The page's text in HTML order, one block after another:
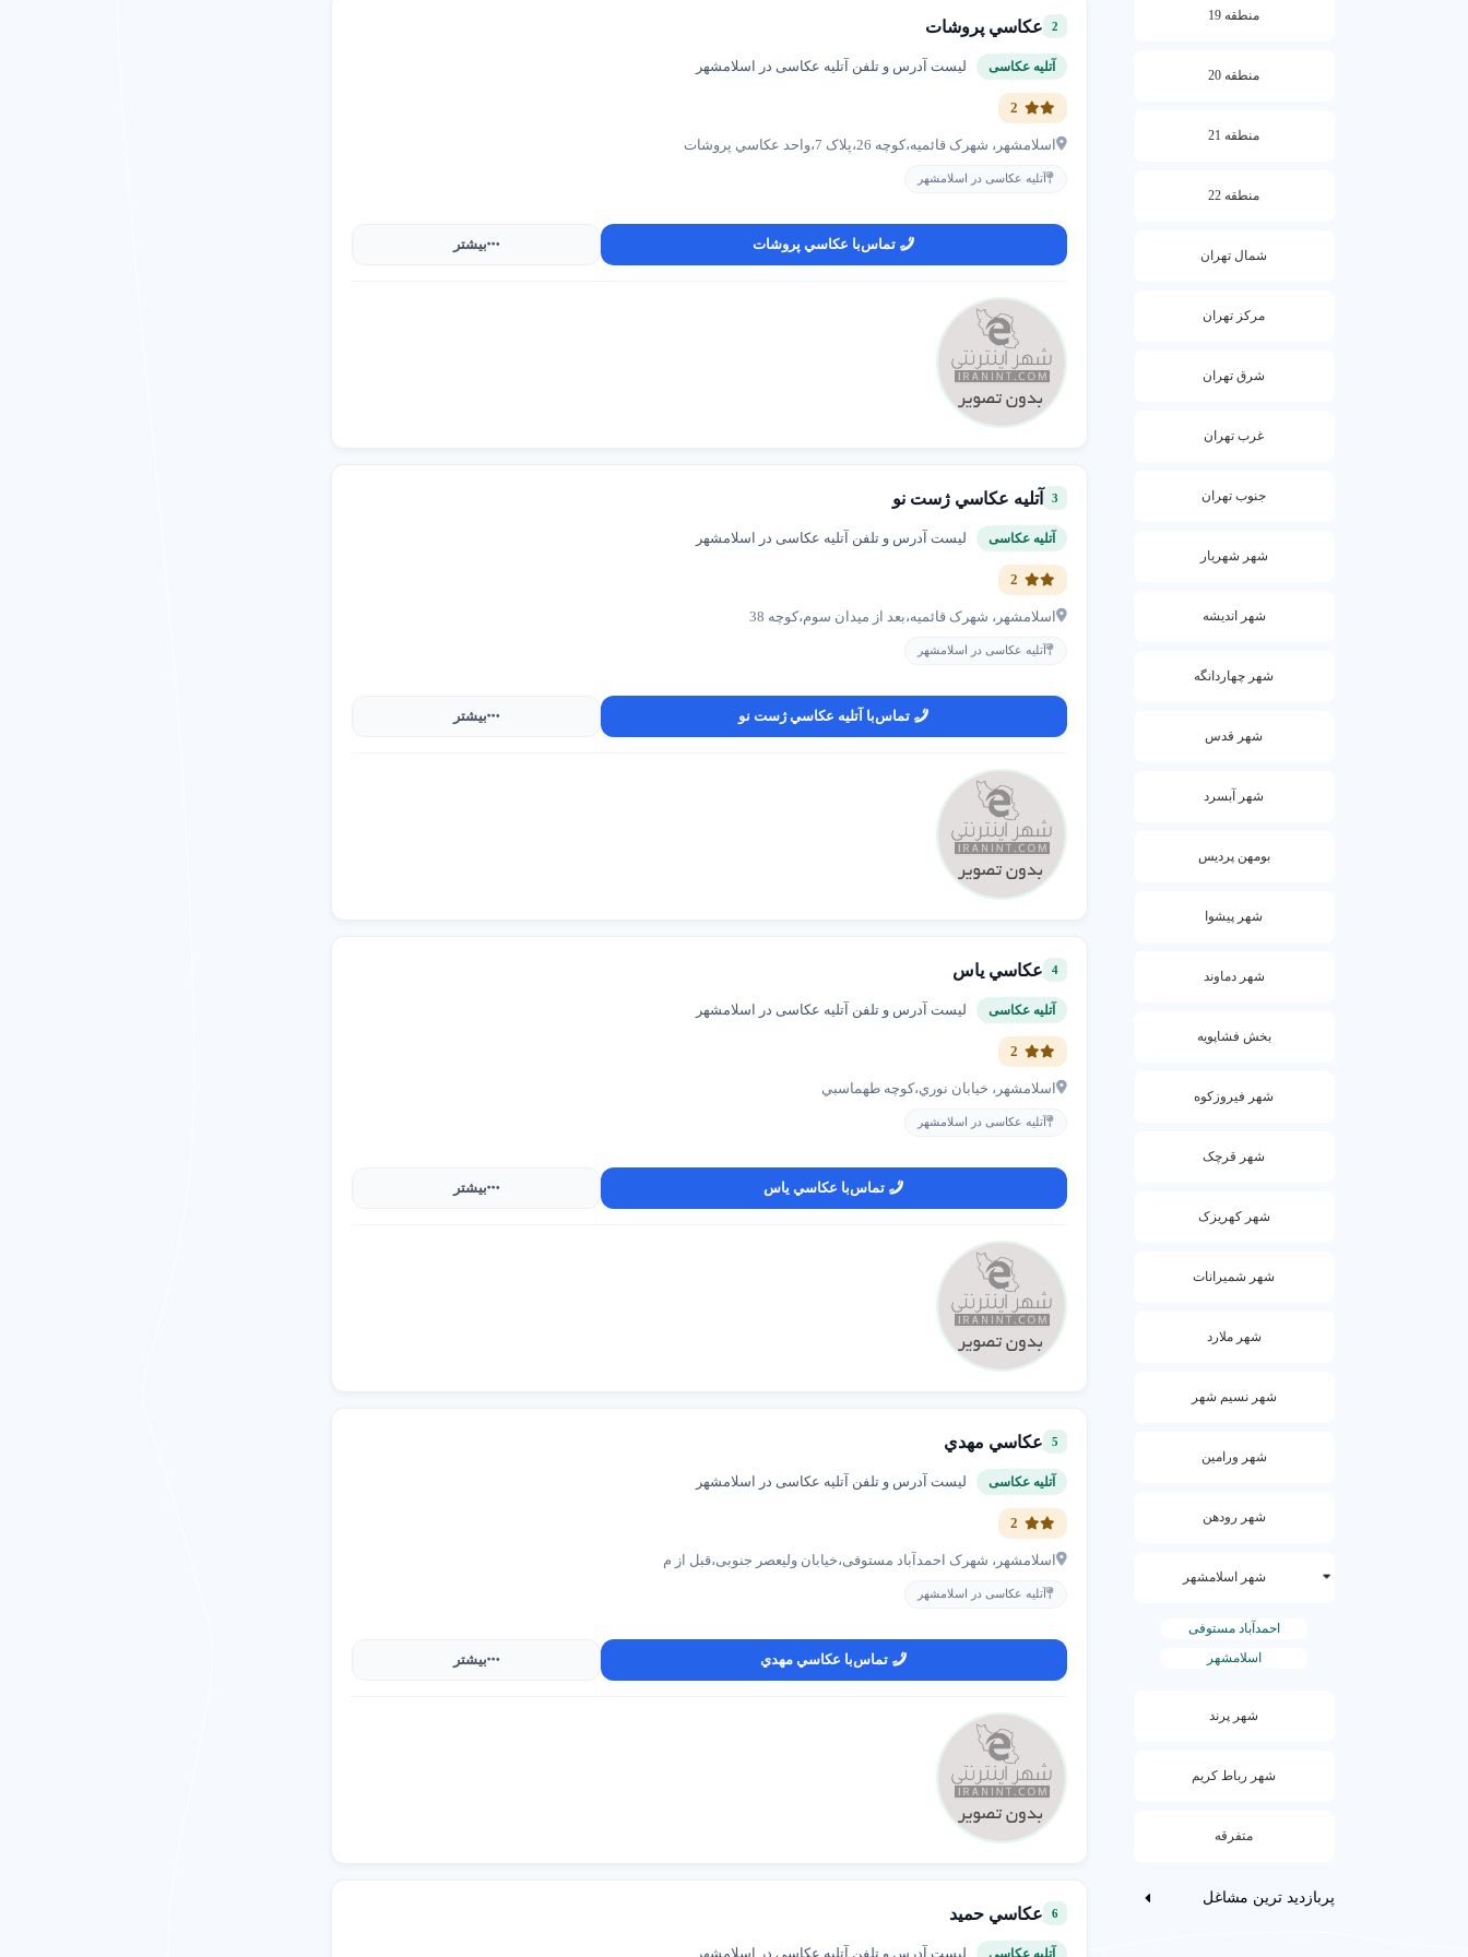
منطقه 19
منطقه 20
منطقه 21
منطقه 22
شمال تهران
مرکز تهران
شرق تهران
غرب تهران
جنوب تهران
شهر شهریار
شهر اندیشه
شهر چهاردانگه
شهر قدس
شهر آبسرد
بومهن پردیس
شهر پیشوا
شهر دماوند
بخش فشاپویه
شهر فیروزکوه
شهر قرچک
شهر کهریزک
شهر شمیرانات
شهر ملارد
شهر نسیم شهر
شهر ورامین
شهر رودهن
شهر اسلامشهر
احمدآباد مستوفی
اسلامشهر
شهر پرند
شهر رباط کریم
متفرقه
پربازدید ترین مشاغل
هوشمندانه یک انتخاب تخصصی داشته باشد؛ ضمنا در سایت شهر اینرنتی همیشه از بهترین ها آتلیه عکاسی شهر
اسلامشهر لیست شده اند. همچنین با شهر اینترنتی همراه باشید و از معتبرترین، تخصصی ترین و
عکاسیو اسم کارکشته ترین هایآتلیه عکاسی شهر اسلامشهر
اسامی را از
به دنبال یافتن
هدر دادن زمان و وقت است که هر بار برای یافتن آتلیه عکاسی جدید به آن بپردازید؛ در بخش نظرات در خصوص
نمایید. بنابراین بهتر است یک بار و هوشمندانه انتخاب کنید. ما بهترین ها را در هر زمینه به شما معرفی می کنیم.
معرفی کنیم. ما همیشه به دنبال جلب رضایت شما هستیم و با ما همراه شوید تا
| استودیو عکاسی | پرتره
را بیابید.
2 عكاسي پروشات
آتلیه عکاسی لیست آدرس و تلفن آتلیه عکاسی در اسلامشهر
2
اسلامشهر، شهرک قائميه،کوچه 26،پلاک 7،واحد عكاسي پروشات
آتلیه عکاسی در اسلامشهر
تماسبا عكاسي پروشات بیشتر
3 آتليه عکاسي ژست نو
آتلیه عکاسی لیست آدرس و تلفن آتلیه عکاسی در اسلامشهر
2
اسلامشهر، شهرک قائمیه،بعد از ميدان سوم،کوچه 38
آتلیه عکاسی در اسلامشهر
تماسبا آتليه عکاسي ژست نو بیشتر
4 عکاسي ياس
آتلیه عکاسی لیست آدرس و تلفن آتلیه عکاسی در اسلامشهر
2
اسلامشهر، خيابان نوري،کوچه طهماسبي
آتلیه عکاسی در اسلامشهر
تماسبا عکاسي ياس بیشتر
5 عکاسي مهدي
آتلیه عکاسی لیست آدرس و تلفن آتلیه عکاسی در اسلامشهر
2
اسلامشهر، شهرک احمدآباد مستوفی،خيابان ولیعصر جنوبی،قبل از م
آتلیه عکاسی در اسلامشهر
تماسبا عکاسي مهدي بیشتر
6 عکاسي حميد
آتلیه عکاسی لیست آدرس و تلفن آتلیه عکاسی در اسلامشهر